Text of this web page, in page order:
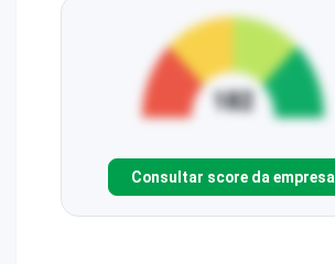
Consultar score da empresa